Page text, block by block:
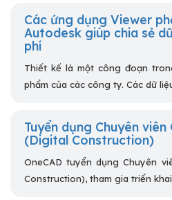
Các ứng dụng Viewer
Autodesk giúp chia sẻ
phí
Thiết kế là một công đoạn
phẩm của các công ty. Các dữ
Tuyển dụng Chuyên viên
(Digital Construction)
OneCAD tuyển dụng Chuyên
Construction), tham gia triển